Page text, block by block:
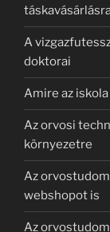
A
doktorai
Amire az
Az orvosi
környezetre
Az
webshopot is
Az